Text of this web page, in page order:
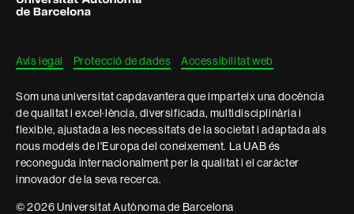
Barcelona
Avís legal Protecció de dades Accessibilitat web
Som una universitat capdavantera que imparteix una docència
de qualitat i excel·lència, diversificada, multidisciplinària i
flexible, ajustada a les necessitats de la societat i adaptada als
nous models de l'Europa del coneixement. La UAB és
reconeguda internacionalment per la qualitat i el caràcter
innovador de la seva recerca.
© 2026 Universitat Autònoma de Barcelona